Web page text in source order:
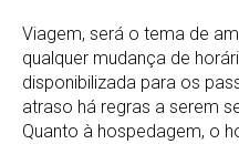
Viagem, será o tema de
qualquer mudança de
disponibilizada para os
atraso há regras a serem
Quanto à hospedagem, o